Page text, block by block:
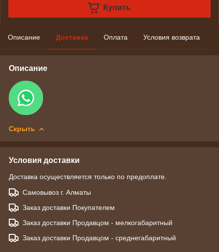
Купить
Описание Доставка Оплата Условия возврата
Описание
Скрыть
Условия доставки
Доставка осуществляется только по предоплате.
Самовывоз г. Алматы
Заказ доставки Покупателем
Заказ доставки Продавцом - мелкогабаритный
Заказ доставки Продавцом - среднегабаритный